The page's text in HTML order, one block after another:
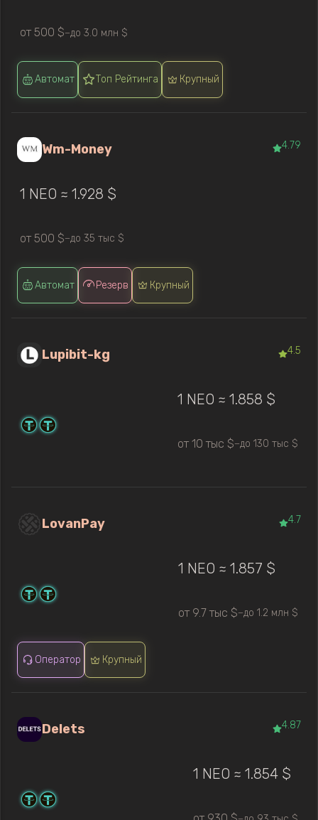
от 500 $—до 3.0 млн $
Автомат Топ Рейтинга Крупный
Wm-Money 4.79
1 NEO ≈ 1.928 $
от 500 $—до 35 тыс $
Автомат Резерв Крупный
Lupibit-kg 4.5
1 NEO ≈ 1.858 $
от 10 тыс $—до 130 тыс $
LovanPay 4.7
1 NEO ≈ 1.857 $
от 9.7 тыс $—до 1.2 млн $
Оператор Крупный
Delets 4.87
1 NEO ≈ 1.854 $